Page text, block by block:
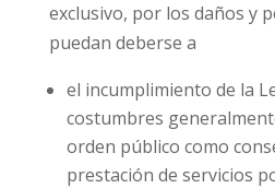
exclusivo, por los daños y
puedan deberse a
el incumplimiento de la
costumbres
orden público como
prestación de servicios